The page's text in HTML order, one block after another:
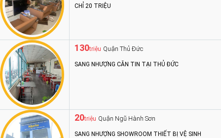
CHỈ 20 TRIỆU
130triệu Quận Thủ Đức
SANG NHƯỢNG CĂN TIN TẠI THỦ ĐỨC
20triệu Quận Ngũ Hành Sơn
SANG NHƯỢNG SHOWROOM THIẾT BỊ VỆ SINH